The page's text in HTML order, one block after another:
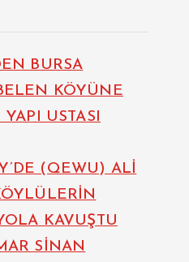
BURSA
KÖYÜNE
USTASI
(QEWU) ALİ
KAVUŞTU
SİNAN